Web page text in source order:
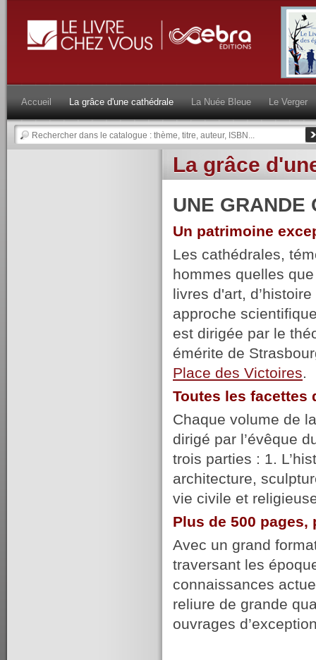
Accueil La grâce d'une cathédrale La Nuée Bleue Le Verger
La grâce
UNE GRANDE
Un patrimoine
Les cathédrales,
hommes quelles
livres d'art,
approche
est dirigée par le
émérite de
Place des Victoires.
Toutes les facettes
Chaque volume de
dirigé par l’évêque
trois parties : 1.
architecture,
vie civile et
Plus de 500 pages,
Avec un grand
traversant les
connaissances
reliure de grande
ouvrages